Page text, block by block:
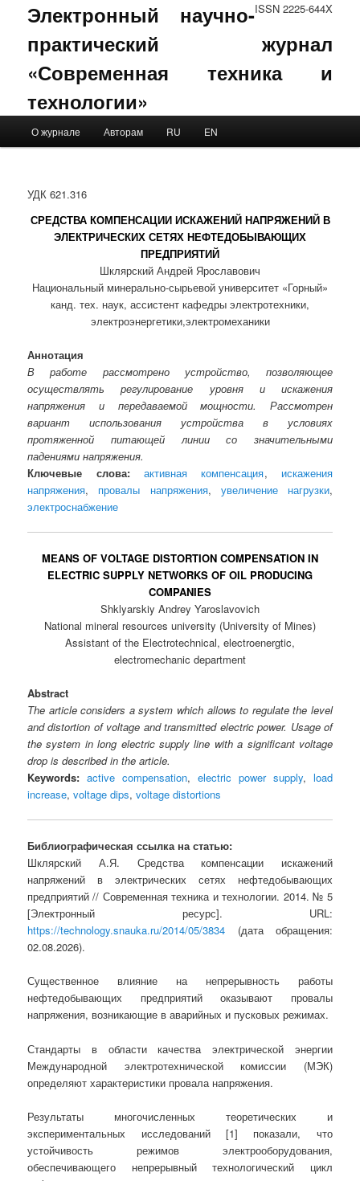
ISSN 2225-644X
Электронный научно-
практический журнал
«Современная техника и
технологии»
Skip to primary content
Skip to secondary content
О журнале Авторам RU EN
УДК 621.316
СРЕДСТВА КОМПЕНСАЦИИ ИСКАЖЕНИЙ НАПРЯЖЕНИЙ В
ЭЛЕКТРИЧЕСКИХ СЕТЯХ НЕФТЕДОБЫВАЮЩИХ
ПРЕДПРИЯТИЙ
Шклярский Андрей Ярославович
Национальный минерально-сырьевой университет «Горный»
канд. тех. наук, ассистент кафедры электротехники,
электроэнергетики,электромеханики
Аннотация
В работе рассмотрено устройство, позволяющее
осуществлять регулирование уровня и искажения
напряжения и передаваемой мощности. Рассмотрен
вариант использования устройства в условиях
протяженной питающей линии со значительными
падениями напряжения.
Ключевые слова:
активная компенсация, искажения
напряжения, провалы напряжения, увеличение нагрузки,
электроснабжение
MEANS OF VOLTAGE DISTORTION COMPENSATION IN
ELECTRIC SUPPLY NETWORKS OF OIL PRODUCING
COMPANIES
Shklyarskiy Andrey Yaroslavovich
National mineral resources university (University of Mines)
Assistant of the Electrotechnical, electroenergtic,
electromechanic department
Abstract
The article considers a system which allows to regulate the level
and distortion of voltage and transmitted electric power. Usage of
the system in long electric supply line with a significant voltage
drop is described in the article.
Keywords: active compensation, electric power supply, load
increase,voltage dips,voltage distortions
Библиографическая ссылка на статью:
Шклярский А.Я. Средства компенсации искажений
напряжений в электрических сетях нефтедобывающих
предприятий // Современная техника и технологии. 2014. № 5
[Электронный ресурс]. URL:
https://technology.snauka.ru/2014/05/3834 (дата обращения:
02.08.2026).
Существенное влияние на непрерывность работы
нефтедобывающих предприятий оказывают провалы
напряжения, возникающие в аварийных и пусковых режимах.
Стандарты в области качества электрической энергии
Международной электротехнической комиссии (МЭК)
определяют характеристики провала напряжения.
Результаты многочисленных теоретических и
экспериментальных исследований [1] показали, что
устойчивость режимов электрооборудования,
обеспечивающего непрерывный технологический цикл